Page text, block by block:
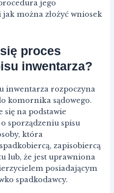
jego
można złożyć wniosek
proces
inwentarza?
inwentarza rozpoczyna
komornika sądowego.
się na podstawie
sporządzeniu spisu
która
zapisobiercą
lub, że jest uprawniona
posiadającym
spadkodawcy.